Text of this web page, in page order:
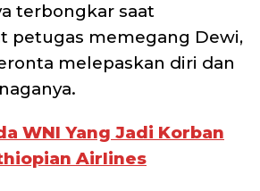
terbongkar saat
petugas memegang Dewi,
melepaskan diri dan
WNI Yang Jadi Korban
Airlines